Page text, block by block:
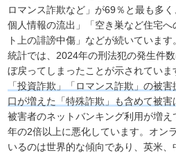
ロマンス詐欺など」が69％と最も多
個人情報の流出」「空き巣など住宅
ト上の誹謗中傷」などが続いていま
統計では、2024年の刑法犯の発生件
ぼ戻ってしまったことが示されていま
「投資詐欺」「ロマンス詐欺」の被
口が増えた「特殊詐欺」も含めて被害
被害者のネットバンキング利用が増
年の2倍以上に悪化しています。オン
いるのは世界的な傾向であり、英米